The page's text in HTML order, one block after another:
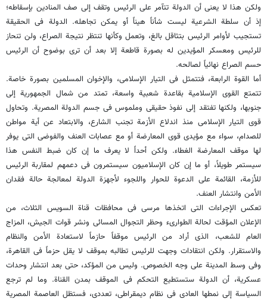
ولکن هذا لا یعنی أن الدولة تتآمر على الرئیس وتقف إلى صف المنادین بإسقاطه؛
إذ أن سلطة الشرعیة لیست شأناً هیناً أو یمکن تجاهله. الدولة فی الحقیقة
تستجیب لأوامر الرئیس بتثاقل بالغ، وتعمل وکأنها تنتظر نتیجة الصراع، ولن تنحاز
للرئیس ومعسکر المؤیدین له بصورة قاطعة إلا بعد أن ترى بوضوح أن الرئیس
حسم الصراع نهائیاً لصالحه.
أما القوة الرابعة، فتتمثل فی التیار الإسلامی، والإخوان المسلمین بصورة خاصة.
تتمتع القوى الإسلامیة بقاعدة شعبیة واسعة، تمتد من شمال الجمهوریة إلى
جنوبها، ولکنها تفتقد إلى نفوذ حقیقی وملموس فی جسم الدولة المصریة. وتحاول
قوى التیار الإسلامی منذ اندلاع الأزمة تجنب الشارع، والابتعاد عن أیة مواطن
للصدام، سواء مع مؤیدی قوى المعارضة أو مع عصابات العنف والفوضى التی یوفر
لها موقف المعارضة الغطاء. ولکن أحداً لا یعرف ما إن کان ضبط النفس هذا
سیستمر طویلاً، أو ما إن کان الإسلامیون سیستمرون فی دعمهم لمقاربة الرئیس
للأزمة، القائمة على الدعوة للحوار واللجوء لأجهزة الدولة لمعالجة حالة فقدان
الأمن وانتشار العنف.
تعکس الإجراءات التی اتخذها مرسی فی محافظات قناة السویس الثلاث، من
الإعلان المؤقت لحالة الطوارىء وحظر التجوال المسائی ونشر قوات الجیش، المزاج
العام للشعب، الذی أراد من الرئیس موقفاً حازماً لاستعادة الأمن والنظام
والاستقرار. ولکن انتقادات وجهت للرئیس تطالبه بموقف لا یقل حزماً فی القاهرة،
وفی وسط المدینة على وجه الخصوص. ولیس من المؤکد، حتى بعد انتشار وحدات
عسکریة، أن الدولة ستستطیع التحکم فی الموقف بمدن القناة. وما لم ترجع
السیاسة إلى نمطها العادی فی نظام دیمقراطی، تعددی، فستظل العاصمة المصریة